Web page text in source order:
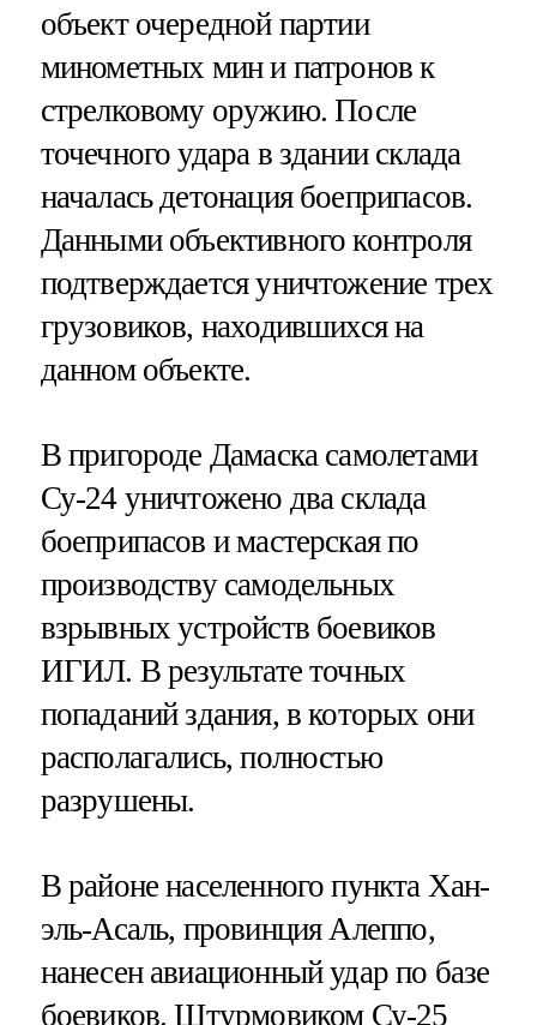
объект очередной партии
минометных мин и патронов к
стрелковому оружию. После
точечного удара в здании склада
началась детонация боеприпасов.
Данными объективного контроля
подтверждается уничтожение трех
грузовиков, находившихся на
данном объекте.
В пригороде Дамаска самолетами
Су-24 уничтожено два склада
боеприпасов и мастерская по
производству самодельных
взрывных устройств боевиков
ИГИЛ. В результате точных
попаданий здания, в которых они
располагались, полностью
разрушены.
В районе населенного пункта Хан-
эль-Асаль, провинция Алеппо,
нанесен авиационный удар по базе
боевиков. Штурмовиком Су-25